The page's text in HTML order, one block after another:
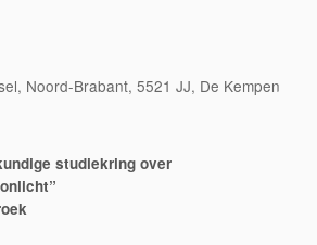
Noord-Brabant, 5521 JJ, De Kempen
studiekring over